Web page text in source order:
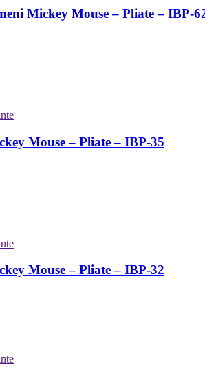
Mickey Mouse – Pliate – IBP-
Mouse – Pliate – IBP-35
Mouse – Pliate – IBP-32